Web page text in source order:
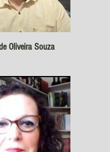
Oliveira Souza